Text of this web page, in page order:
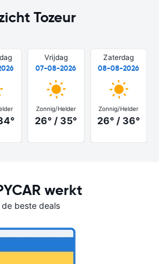
Tozeur
Vrijdag
07-08-2026
Zonnig/Helder
26° / 35°
Zaterdag
08-08-2026
Zonnig/Helder
26° / 36°
werkt
beste deals